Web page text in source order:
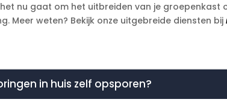
nu gaat om het uitbreiden van je
Meer weten? Bekijk onze uitgebreide diensten bij
in huis zelf opsporen?